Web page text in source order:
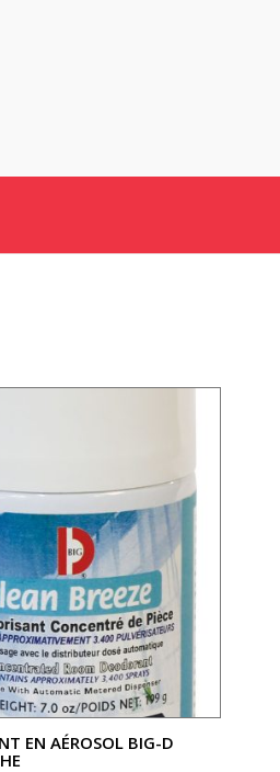
EN AÉROSOL BIG-D